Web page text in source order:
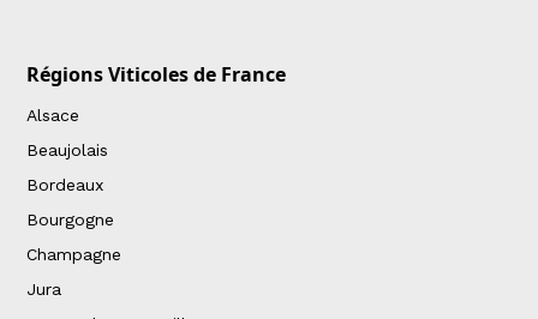
Régions Viticoles de France
Alsace
Beaujolais
Bordeaux
Bourgogne
Champagne
Jura